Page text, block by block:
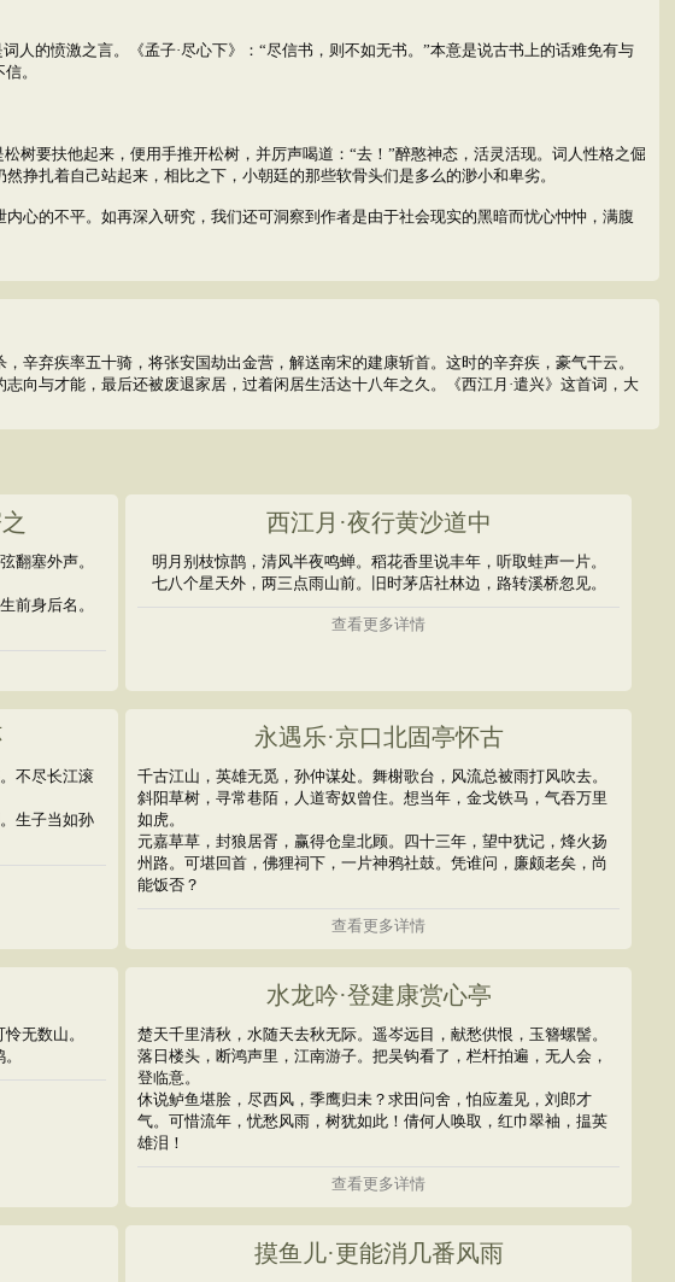
的愤激之言。《孟子·尽心下》：“尽信书，则不如无书。”本意是说古书上的话难免有与
。
要扶他起来，便用手推开松树，并厉声喝道：“去！”醉憨神态，活灵活现。词人性格之倔
挣扎着自己站起来，相比之下，小朝廷的那些软骨头们是多么的渺小和卑劣。
的不平。如再深入研究，我们还可洞察到作者是由于社会现实的黑暗而忧心忡忡，满腹
弃疾率五十骑，将张安国劫出金营，解送南宋的建康斩首。这时的辛弃疾，豪气干云。
向与才能，最后还被废退家居，过着闲居生活达十八年之久。《西江月·遣兴》这首词，大
翻塞外声。
前身后名。
西江月·夜行黄沙道中
明月别枝惊鹊，清风半夜鸣蝉。稻花香里说丰年，听取蛙声一片。
七八个星天外，两三点雨山前。旧时茅店社林边，路转溪桥忽见。
查看更多详情
不尽长江滚
生子当如孙
永遇乐·京口北固亭怀古
千古江山，英雄无觅，孙仲谋处。舞榭歌台，风流总被雨打风吹去。
斜阳草树，寻常巷陌，人道寄奴曾住。想当年，金戈铁马，气吞万里
如虎。
元嘉草草，封狼居胥，赢得仓皇北顾。四十三年，望中犹记，烽火扬
州路。可堪回首，佛狸祠下，一片神鸦社鼓。凭谁问，廉颇老矣，尚
能饭否？
查看更多详情
无数山。
水龙吟·登建康赏心亭
楚天千里清秋，水随天去秋无际。遥岑远目，献愁供恨，玉簪螺髻。
落日楼头，断鸿声里，江南游子。把吴钩看了，栏杆拍遍，无人会，
登临意。
休说鲈鱼堪脍，尽西风，季鹰归未？求田问舍，怕应羞见，刘郎才
气。可惜流年，忧愁风雨，树犹如此！倩何人唤取，红巾翠袖，揾英
雄泪！
查看更多详情
摸鱼儿·更能消几番风雨